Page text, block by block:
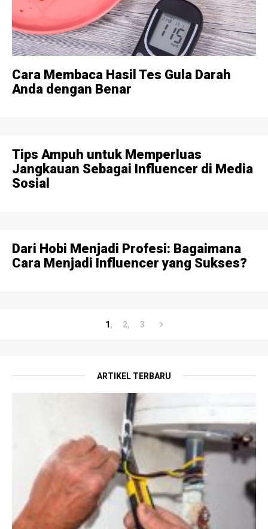
ARTIKEL TERBARU
Cara Membaca Hasil Tes Gula Darah
Anda dengan Benar
Tips Ampuh untuk Memperluas
Jangkauan Sebagai Influencer di Media
Sosial
Dari Hobi Menjadi Profesi: Bagaimana
Cara Menjadi Influencer yang Sukses?
1 2 3